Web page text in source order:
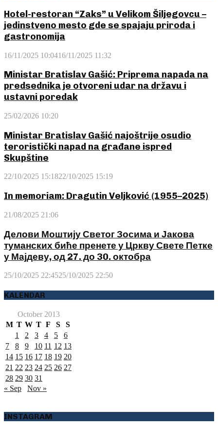
Hotel-restoran “Zaks” u Velikom Šiljegovcu –
jedinstveno mesto gde se spajaju priroda i
gastronomija
16/11/2025 10:0416/11/2025 11:32
Ministar Bratislav Gašić: Priprema napada na
predsednika je otvoreni udar na državu i
ustavni poredak
25/02/2026 10:20
Ministar Bratislav Gašić najoštrije osudio
teroristički napad na građane ispred
Skupštine
22/10/2025 15:1822/10/2025 15:19
In memoriam: Dragutin Veljković (1955–2025)
21/08/2025 21:06
Делови Моштију Светог Зосима и Јакова
туманских биће пренете у Цркву Свете Петке
у Мајдеву, од 27. до 30. октобра
25/10/2025 22:4525/10/2025 22:50
KALENDAR
October 2013
M T W T F S
S
1
2 3 4 5
6
7
8 9 10 11 12 13
14 15 16 17 18 19 20
21 22 23 24 25 26 27
28 29 30 31
« Sep
Nov »
INSTAGRAM